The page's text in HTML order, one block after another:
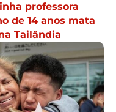
professora
de 14 anos mata
Tailândia